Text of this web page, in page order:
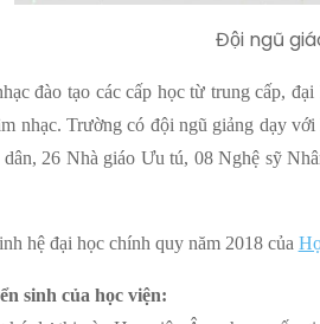
Đội ngũ
đào tạo các cấp học từ trung cấp,
nhạc. Trường có đội ngũ giảng dạy
26 Nhà giáo Ưu tú, 08 Nghệ sỹ
hệ đại học chính quy năm 2018 của
sinh của học viện: